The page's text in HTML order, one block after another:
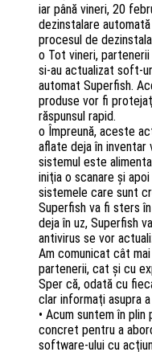
iar până vineri, 20
dezinstalare
procesul de
o Tot vineri,
si-au actualizat soft-
automat Superfish.
produse vor fi
răspunsul rapid.
o Împreună, aceste
aflate deja în
sistemul este
iniţia o scanare şi
sistemele care sunt
Superfish va fi sters
deja în uz, Superfish
antivirus se vor
Am comunicat cât
partenerii, cat şi cu
Sper că, odată cu
clar informaţi asupra
• Acum suntem în
concret pentru a
software-ului cu